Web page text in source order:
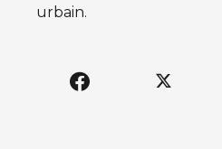
urbain.